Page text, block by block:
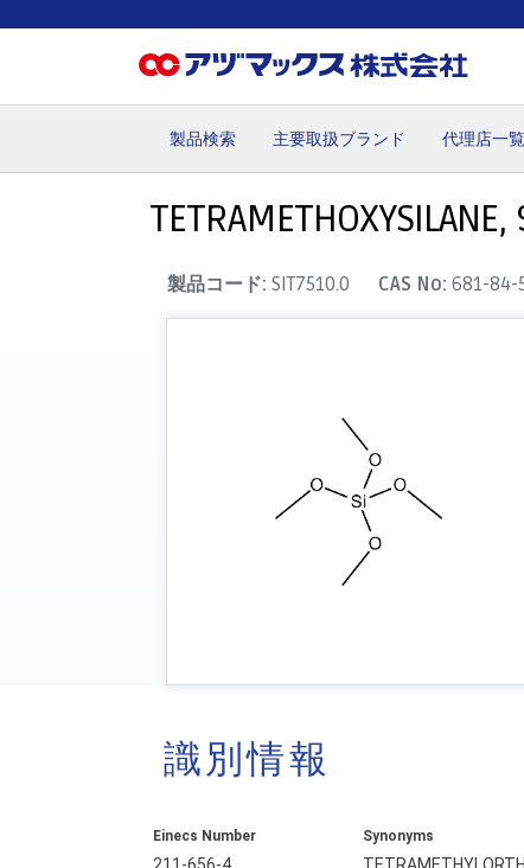
製品検索 主要取扱ブランド 代理店一覧
製品コード:SIT7510.0 CAS No:681-84-
識別情報
Einecs Number Synonyms